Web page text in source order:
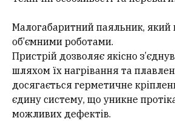
Малогабаритний паяльник, який
об’ємними роботами.
Пристрій дозволяє якісно
шляхом їх нагрівання та
досягається герметичне
єдину систему, що уникне
можливих дефектів.